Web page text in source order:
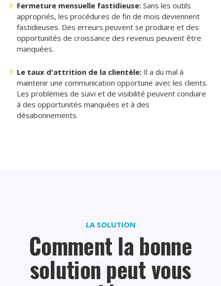
Fermeture mensuelle fastidieuse: Sans les outils
appropriés, les procédures de fin de mois deviennent
fastidieuses. Des erreurs peuvent se produire et des
opportunités de croissance des revenus peuvent être
manquées.
Le taux d'attrition de la clientèle: Il a du mal à
maintenir une communication opportune avec les clients.
Les problèmes de suivi et de visibilité peuvent conduire
à des opportunités manquées et à des
désabonnements.
LA SOLUTION
Comment la bonne
solution peut vous